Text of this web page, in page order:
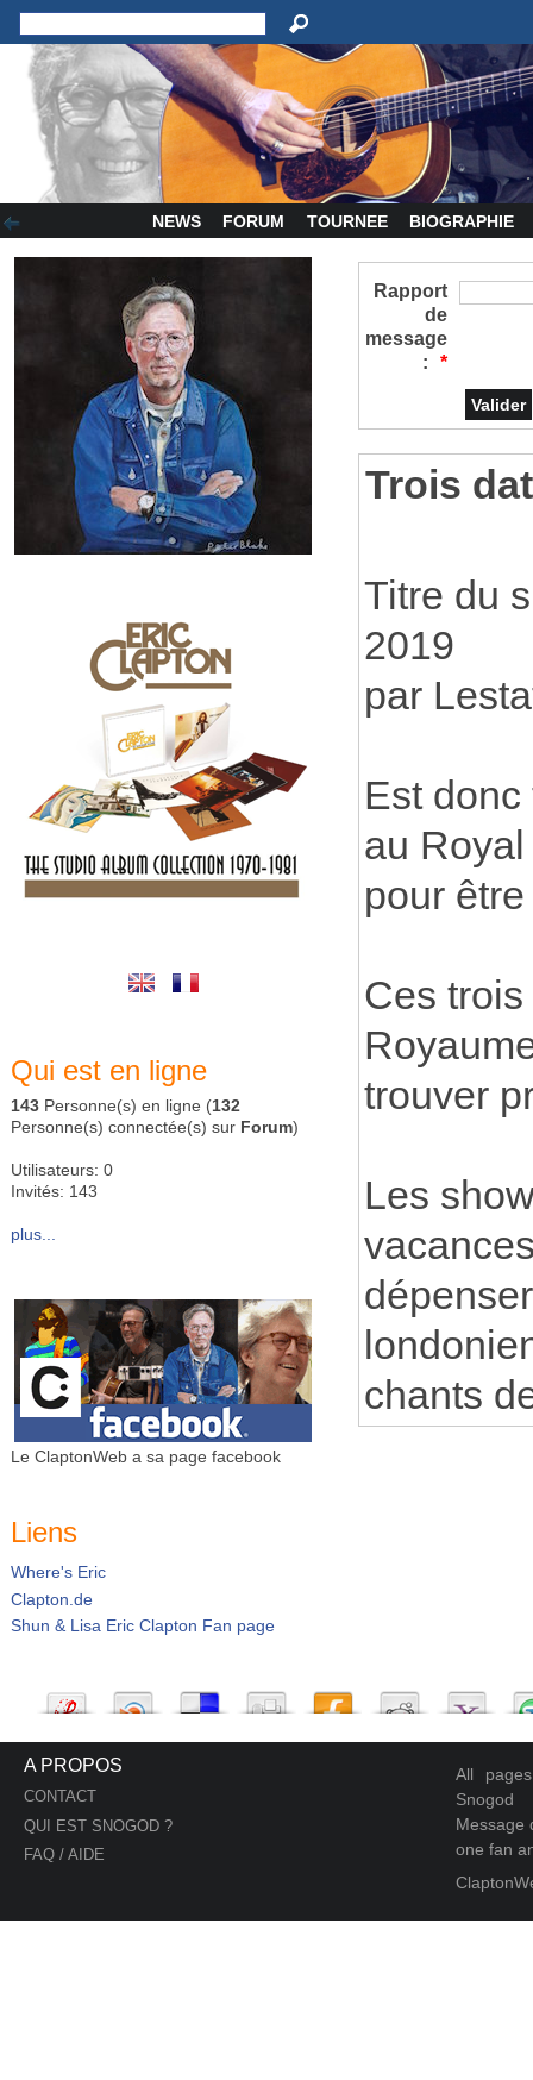
NEWS FORUM TOURNEE BIOGRAPHIE
Qui est en ligne
143 Personne(s) en ligne (132
Personne(s) connectée(s) sur Forum)
Utilisateurs: 0
Invités: 143
plus...
Le ClaptonWeb a sa page facebook
Liens
Where's Eric
Clapton.de
Shun & Lisa Eric Clapton Fan page
Rapport
de
message
:
*
Trois
Titre du
2019
par
Est
au
pour
Ces
trouver
Les
chants
A PROPOS
CONTACT
QUI EST SNOGOD ?
FAQ / AIDE
All
Snogod
Message
one fan